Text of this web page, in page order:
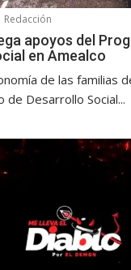
Redacción
apoyos del
en Amealco
de las familias
de Desarrollo Social...